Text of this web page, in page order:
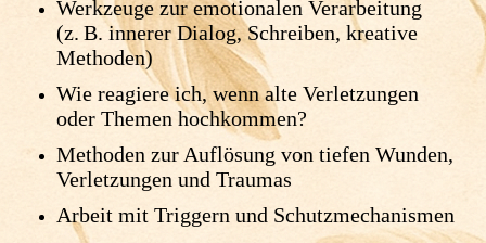
Werkzeuge zur emotionalen Verarbeitung
(z. B. innerer Dialog, Schreiben, kreative
Methoden)
Wie reagiere ich, wenn alte Verletzungen
oder Themen hochkommen?
Methoden zur Auflösung von tiefen Wunden,
Verletzungen und Traumas
Arbeit mit Triggern und Schutzmechanismen